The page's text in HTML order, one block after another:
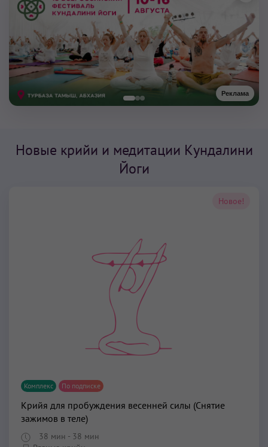
Реклама
Новые крийи и медитации Кундалини
Йоги
Новое!
Комплекс По подписке
Крийя для пробуждения весенней силы (Снятие
зажимов в теле)
38 мин - 38 мин